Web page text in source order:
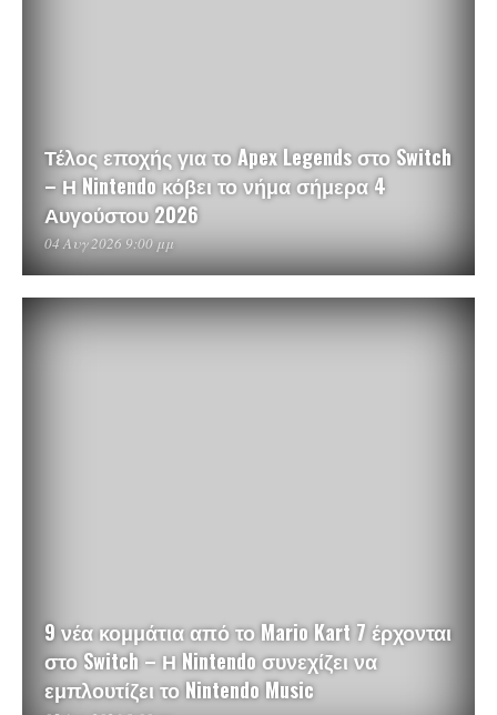
Τέλος εποχής για το Apex Legends στο Switch
– Η Nintendo κόβει το νήμα σήμερα 4
Αυγούστου 2026
04 Αυγ 2026 9:00 μμ
9 νέα κομμάτια από το Mario Kart 7 έρχονται
στο Switch – Η Nintendo συνεχίζει να
εμπλουτίζει το Nintendo Music